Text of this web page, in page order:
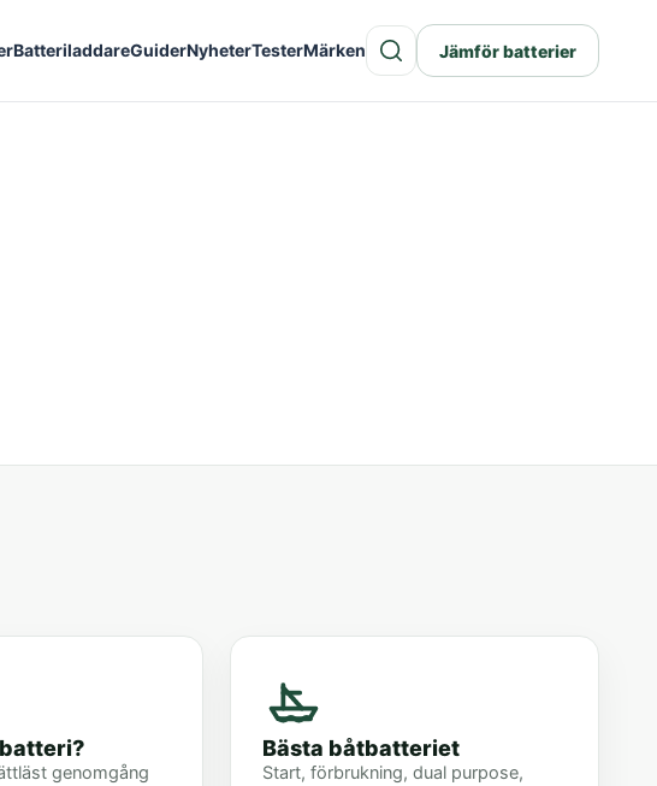
BatteriladdareGuiderNyheterTesterMärken Jämför batterier
genomgång
Bästa båtbatteriet
Start, förbrukning, dual purpose,